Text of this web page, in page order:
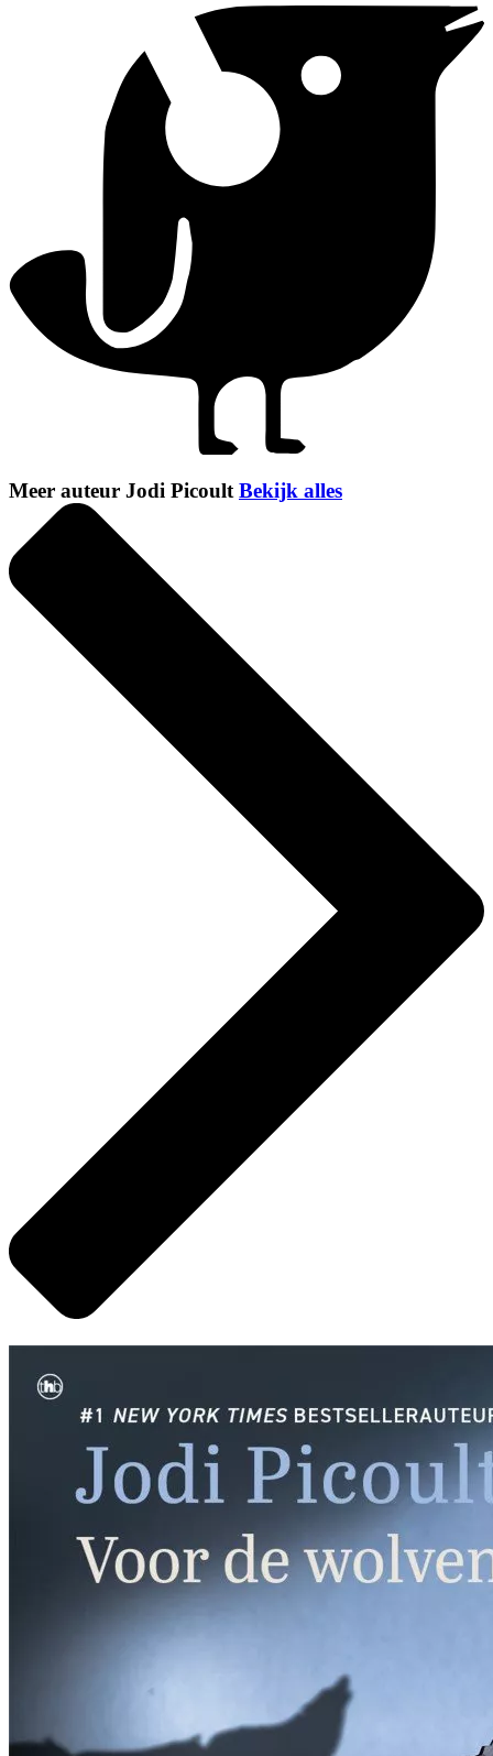
Meer auteur Jodi PicoultBekijk alles